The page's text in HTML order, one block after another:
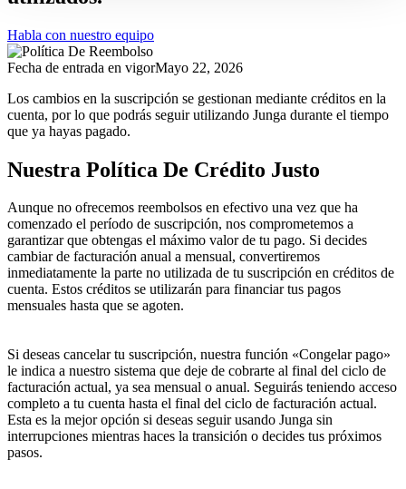
Habla con nuestro equipo
Fecha de entrada en vigorMayo 22, 2026
Los cambios en la suscripción se gestionan mediante créditos en la
cuenta, por lo que podrás seguir utilizando Junga durante el tiempo
que ya hayas pagado.
Nuestra Política De Crédito Justo
Aunque no ofrecemos reembolsos en efectivo una vez que ha
comenzado el período de suscripción, nos comprometemos a
garantizar que obtengas el máximo valor de tu pago. Si decides
cambiar de facturación anual a mensual, convertiremos
inmediatamente la parte no utilizada de tu suscripción en créditos de
cuenta. Estos créditos se utilizarán para financiar tus pagos
mensuales hasta que se agoten.
Si deseas cancelar tu suscripción, nuestra función «Congelar pago»
le indica a nuestro sistema que deje de cobrarte al final del ciclo de
facturación actual, ya sea mensual o anual. Seguirás teniendo acceso
completo a tu cuenta hasta el final del ciclo de facturación actual.
Esta es la mejor opción si deseas seguir usando Junga sin
interrupciones mientras haces la transición o decides tus próximos
pasos.